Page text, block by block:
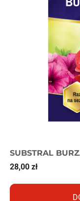
SUBSTRAL
28,00 zł